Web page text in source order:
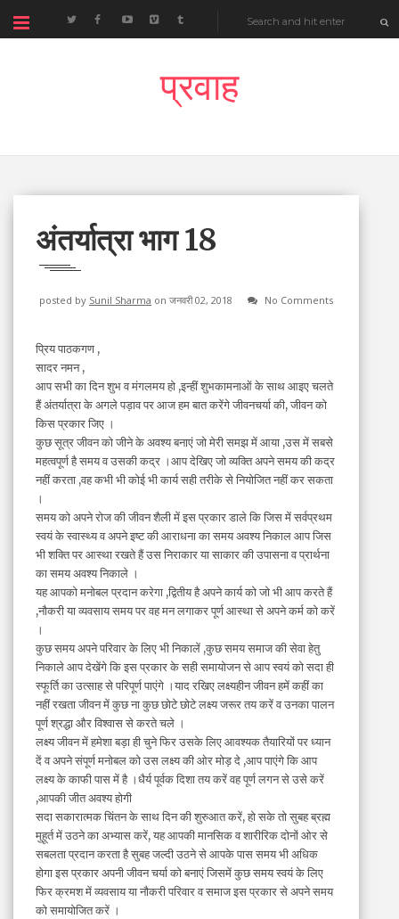
प्रवाह
अंतर्यात्रा भाग 18
posted by Sunil Sharma on जनवरी 02, 2018 No Comments
प्रिय पाठकगण ,
सादर नमन ,
आप सभी का दिन शुभ व मंगलमय हो ,इन्हीं शुभकामनाओं के साथ आइए चलते
हैं अंतर्यात्रा के अगले पड़ाव पर आज हम बात करेंगे जीवनचर्या की, जीवन को
किस प्रकार जिए ।
कुछ सूत्र जीवन को जीने के अवश्य बनाएं जो मेरी समझ में आया ,उस में सबसे
महत्वपूर्ण है समय व उसकी कद्र ।आप देखिए जो व्यक्ति अपने समय की कद्र
नहीं करता ,वह कभी भी कोई भी कार्य सही तरीके से नियोजित नहीं कर सकता
।
समय को अपने रोज की जीवन शैली में इस प्रकार डाले कि जिस में सर्वप्रथम
स्वयं के स्वास्थ्य व अपने इष्ट की आराधना का समय अवश्य निकाल आप जिस
भी शक्ति पर आस्था रखते हैं उस निराकार या साकार की उपासना व प्रार्थना
का समय अवश्य निकाले ।
यह आपको मनोबल प्रदान करेगा ,द्वितीय है अपने कार्य को जो भी आप करते हैं
,नौकरी या व्यवसाय समय पर वह मन लगाकर पूर्ण आस्था से अपने कर्म को करें
।
कुछ समय अपने परिवार के लिए भी निकालें ,कुछ समय समाज की सेवा हेतु
निकाले आप देखेंगे कि इस प्रकार के सही समायोजन से आप स्वयं को सदा ही
स्फूर्ति का उत्साह से परिपूर्ण पाएंगे ।याद रखिए लक्ष्यहीन जीवन हमें कहीं का
नहीं रखता जीवन में कुछ ना कुछ छोटे छोटे लक्ष्य जरूर तय करें व उनका पालन
पूर्ण श्रद्धा और विश्वास से करते चले ।
लक्ष्य जीवन में हमेशा बड़ा ही चुने फिर उसके लिए आवश्यक तैयारियों पर ध्यान
दें व अपने संपूर्ण मनोबल को उस लक्ष्य की ओर मोड़ दे ,आप पाएंगे कि आप
लक्ष्य के काफी पास में है ।धैर्य पूर्वक दिशा तय करें वह पूर्ण लगन से उसे करें
,आपकी जीत अवश्य होगी
सदा सकारात्मक चिंतन के साथ दिन की शुरुआत करें, हो सके तो सुबह ब्रह्म
मुहूर्त में उठने का अभ्यास करें, यह आपकी मानसिक व शारीरिक दोनों ओर से
सबलता प्रदान करता है सुबह जल्दी उठने से आपके पास समय भी अधिक
होगा इस प्रकार अपनी जीवन चर्या को बनाएं जिसमें कुछ समय स्वयं के लिए
फिर क्रमश में व्यवसाय या नौकरी परिवार व समाज इस प्रकार से अपने समय
को समायोजित करें ।